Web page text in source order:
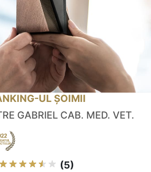
UL ȘOIMII
GABRIEL CAB. MED. VET.
(5)